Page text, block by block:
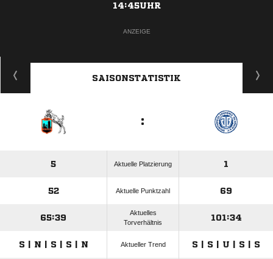
14:45UHR
ANZEIGE
SAISONSTATISTIK
:
5 Aktuelle Platzierung 1
52 Aktuelle Punktzahl 69
65:39
Aktuelles
Torverhältnis
101:34
S | N | S | S | N Aktueller Trend S | S | U | S | S